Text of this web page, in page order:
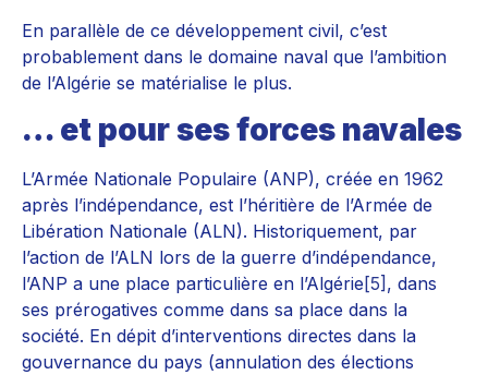
En parallèle de ce développement civil, c’est
probablement dans le domaine naval que l’ambition
de l’Algérie se matérialise le plus.
… et pour ses forces navales
L’Armée Nationale Populaire (ANP), créée en 1962
après l’indépendance, est l’héritière de l’Armée de
Libération Nationale (ALN). Historiquement, par
l’action de l’ALN lors de la guerre d’indépendance,
l’ANP a une place particulière en l’Algérie[5] , dans
ses prérogatives comme dans sa place dans la
société. En dépit d’interventions directes dans la
gouvernance du pays (annulation des élections